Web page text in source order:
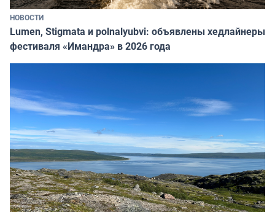
НОВОСТИ
Lumen, Stigmata и polnalyubvi: объявлены хедлайнеры
фестиваля «Имандра» в 2026 года